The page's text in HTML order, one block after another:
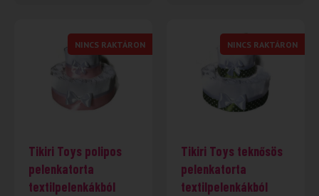
NINCS RAKTÁRON
Tikiri Toys polipos
pelenkatorta
textilpelenkákból
NINCS RAKTÁRON
Tikiri Toys teknősös
pelenkatorta
textilpelenkákból